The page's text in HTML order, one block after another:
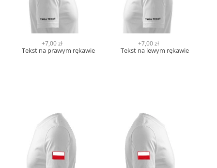
Tekst na prawym rękawie
+7,00 zł
Tekst na lewym rękawie
+7,00 zł